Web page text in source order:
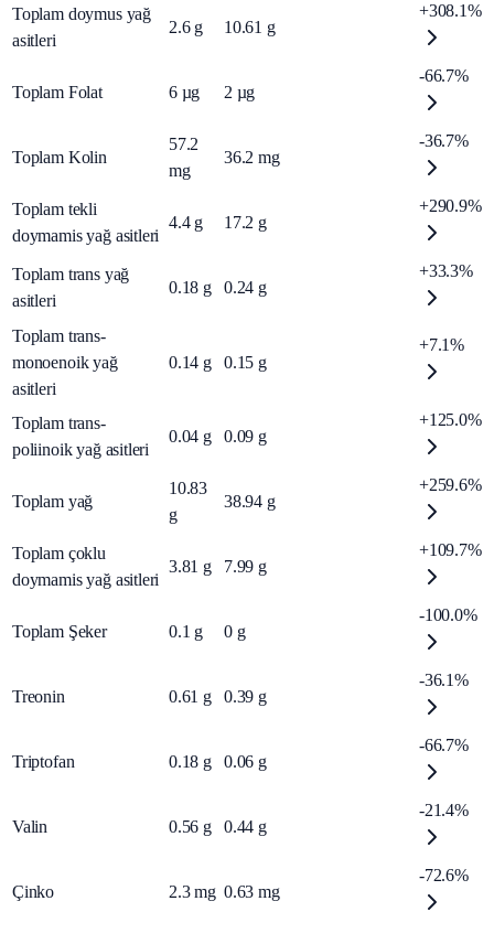
Toplam doymus yağ
asitleri
2.6 g 10.61 g
+308.1%
Toplam Folat 6 µg 2 µg
-66.7%
Toplam Kolin
57.2
mg
36.2 mg
-36.7%
Toplam tekli
doymamis yağ asitleri
4.4 g 17.2 g
+290.9%
Toplam trans yağ
asitleri
0.18 g 0.24 g
+33.3%
Toplam trans-
monoenoik yağ
asitleri
0.14 g 0.15 g
+7.1%
Toplam trans-
poliinoik yağ asitleri
0.04 g 0.09 g
+125.0%
Toplam yağ
10.83
g
38.94 g
+259.6%
Toplam çoklu
doymamis yağ asitleri
3.81 g 7.99 g
+109.7%
Toplam Şeker 0.1 g 0 g
-100.0%
Treonin 0.61 g 0.39 g
-36.1%
Triptofan 0.18 g 0.06 g
-66.7%
Valin 0.56 g 0.44 g
-21.4%
Çinko 2.3 mg 0.63 mg
-72.6%